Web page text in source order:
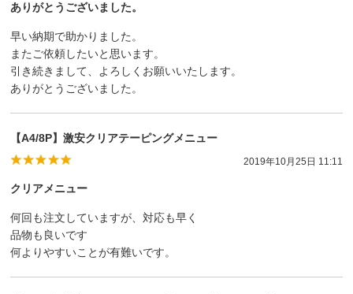
ありがとうございました。
早い納期で助かりました。
またご依頼したいと思います。
引き続きまして、よろしくお願いいたします。
ありがとうございました。
【A4/8P】激安クリアテーピングメニュー
2019年10月25日 11:11
クリアメニュー
何回も注文していますが、対応も早く
品物も良いです
何よりやすいことが有難いです。